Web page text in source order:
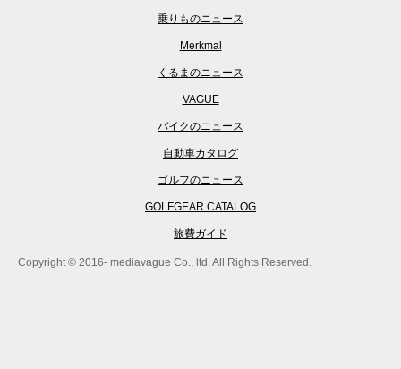
乗りものニュース
Merkmal
くるまのニュース
VAGUE
バイクのニュース
自動車カタログ
ゴルフのニュース
GOLFGEAR CATALOG
旅費ガイド
Copyright © 2016- mediavague Co., ltd. All Rights Reserved.